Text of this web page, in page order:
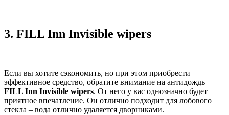
3. FILL Inn Invisible wipers
Если вы хотите сэкономить, но при этом приобрести
эффективное средство, обратите внимание на антидождь
FILL Inn Invisible wipers. От него у вас однозначно будет
приятное впечатление. Он отлично подходит для лобового
стекла – вода отлично удаляется дворниками.